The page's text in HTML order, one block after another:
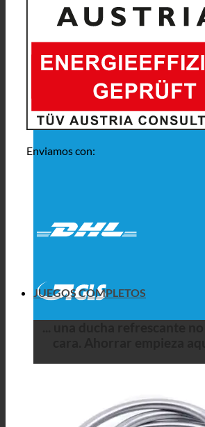
Enviamos con:
JUEGOS COMPLETOS